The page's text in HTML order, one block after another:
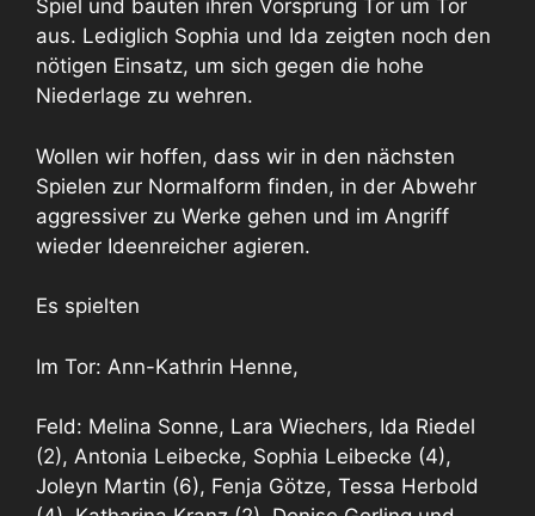
Spiel und bauten ihren Vorsprung Tor um Tor
aus. Lediglich Sophia und Ida zeigten noch den
nötigen Einsatz, um sich gegen die hohe
Niederlage zu wehren.
Wollen wir hoffen, dass wir in den nächsten
Spielen zur Normalform finden, in der Abwehr
aggressiver zu Werke gehen und im Angriff
wieder Ideenreicher agieren.
Es spielten
Im Tor: Ann-Kathrin Henne,
Feld: Melina Sonne, Lara Wiechers, Ida Riedel
(2), Antonia Leibecke, Sophia Leibecke (4),
Joleyn Martin (6), Fenja Götze, Tessa Herbold